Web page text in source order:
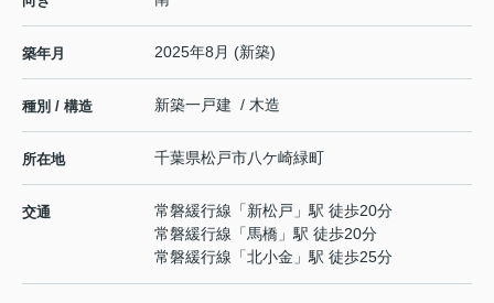
築年月 2025年8月 (新築)
種別 / 構造 新築一戸建 / 木造
所在地 千葉県松戸市八ケ崎緑町
交通 常磐緩行線 「新松戸 」駅 徒歩20分
常磐緩行線 「馬橋 」駅 徒歩20分
常磐緩行線 「北小金 」駅 徒歩25分